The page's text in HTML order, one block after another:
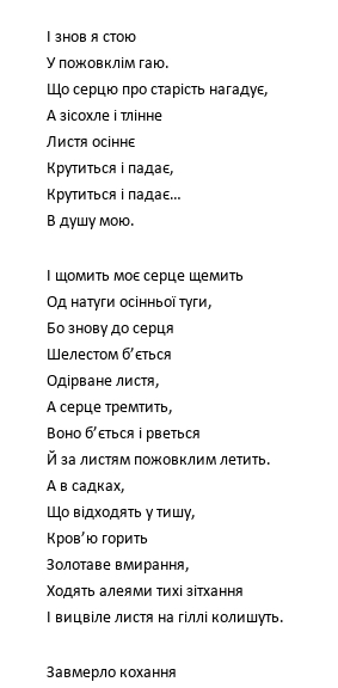
І знов я стою
У пожовклім гаю.
Що серцю про старість нагадує,
А зісохле і тлінне
Листя осіннє
Крутиться і падає,
Крутиться і падає…
В душу мою.
І щомить моє серце щемить
Од натуги осінньої туги,
Бо знову до серця
Шелестом б’ється
Одірване листя,
А серце тремтить,
Воно б’ється і рветься
Й за листям пожовклим летить.
А в садках,
Що відходять у тишу,
Кров’ю горить
Золотаве вмирання,
Ходять алеями тихі зітхання
І вицвіле листя на гіллі колишуть.
Завмерло кохання